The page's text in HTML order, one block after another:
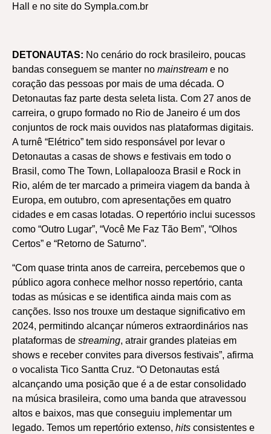
Hall e no site do Sympla.com.br
DETONAUTAS: No cenário do rock brasileiro, poucas
bandas conseguem se manter no mainstream e no
coração das pessoas por mais de uma década. O
Detonautas faz parte desta seleta lista. Com 27 anos de
carreira, o grupo formado no Rio de Janeiro é um dos
conjuntos de rock mais ouvidos nas plataformas digitais.
A turnê “Elétrico” tem sido responsável por levar o
Detonautas a casas de shows e festivais em todo o
Brasil, como The Town, Lollapalooza Brasil e Rock in
Rio, além de ter marcado a primeira viagem da banda à
Europa, em outubro, com apresentações em quatro
cidades e em casas lotadas. O repertório inclui sucessos
como “Outro Lugar”, “Você Me Faz Tão Bem”, “Olhos
Certos” e “Retorno de Saturno”.
“Com quase trinta anos de carreira, percebemos que o
público agora conhece melhor nosso repertório, canta
todas as músicas e se identifica ainda mais com as
canções. Isso nos trouxe um destaque significativo em
2024, permitindo alcançar números extraordinários nas
plataformas de streaming, atrair grandes plateias em
shows e receber convites para diversos festivais”, afirma
o vocalista Tico Santta Cruz. “O Detonautas está
alcançando uma posição que é a de estar consolidado
na música brasileira, como uma banda que atravessou
altos e baixos, mas que conseguiu implementar um
legado. Temos um repertório extenso, hits consistentes e